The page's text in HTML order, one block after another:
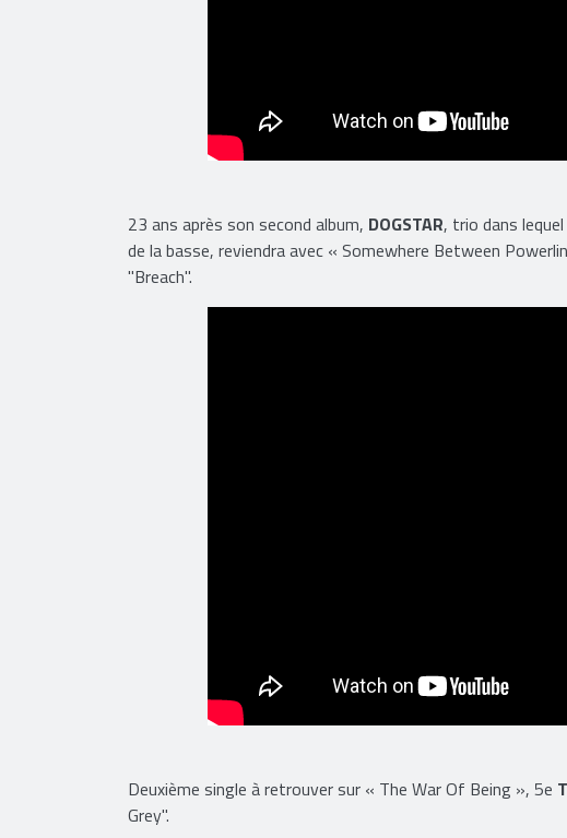
23 ans après son second album, DOGSTAR, trio dans
de la basse, reviendra avec « Somewhere Between
"Breach".
Deuxième single à retrouver sur « The War Of Being », 5e
Grey".